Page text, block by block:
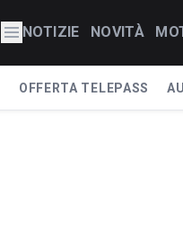
NOTIZIE NOVITÀ
OFFERTA TELEPASS